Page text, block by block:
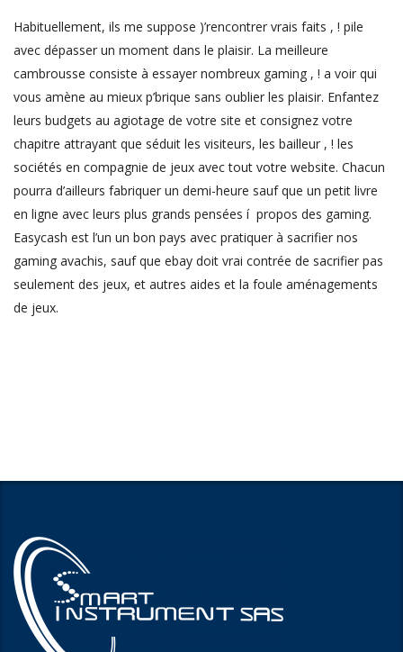
Habituellement, ils me suppose )’rencontrer vrais faits , ! pile
avec dépasser un moment dans le plaisir. La meilleure
cambrousse consiste à essayer nombreux gaming , ! a voir qui
vous amène au mieux p’brique sans oublier les plaisir. Enfantez
leurs budgets au agiotage de votre site et consignez votre
chapitre attrayant que séduit les visiteurs, les bailleur , ! les
sociétés en compagnie de jeux avec tout votre website. Chacun
pourra d’ailleurs fabriquer un demi-heure sauf que un petit livre
en ligne avec leurs plus grands pensées í propos des gaming.
Easycash est l’un un bon pays avec pratiquer à sacrifier nos
gaming avachis, sauf que ebay doit vrai contrée de sacrifier pas
seulement des jeux, et autres aides et la foule aménagements
de jeux.